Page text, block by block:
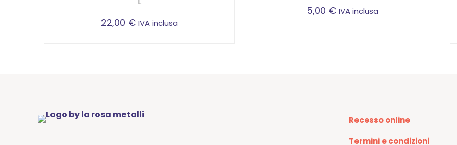
22,00 € IVA inclusa
5,00 € IVA inclusa
Recesso online
Termini e condizioni